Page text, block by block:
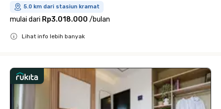
5.0 km dari stasiun kramat
mulai dari Rp3.018.000 /bulan
Lihat info lebih banyak